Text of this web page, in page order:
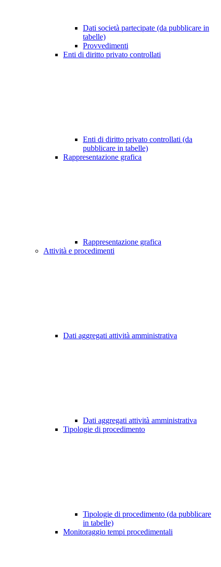
Dati società partecipate (da pubblicare in
tabelle)
Provvedimenti
Enti di diritto privato controllati
Enti di diritto privato controllati (da
pubblicare in tabelle)
Rappresentazione grafica
Rappresentazione grafica
Attività e procedimenti
Dati aggregati attività amministrativa
Dati aggregati attività amministrativa
Tipologie di procedimento
Tipologie di procedimento (da pubblicare
in tabelle)
Monitoraggio tempi procedimentali